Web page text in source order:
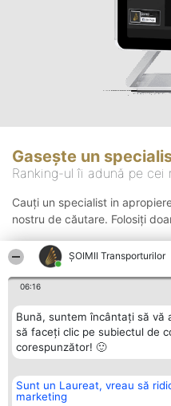
ȘOIMII Transporturilor
06:16
Bună, suntem încântați să vă
să faceți clic pe subiectul de
corespunzător! 🙂
Sunt un Laureat, vreau să
marketing
Gasește un
Ranking-ul îi adună pe
Cauți un specialist in
nostru de căutare. Folosiți
Organizator Ranking
BRIGHT SOLUTIONS BR SRL